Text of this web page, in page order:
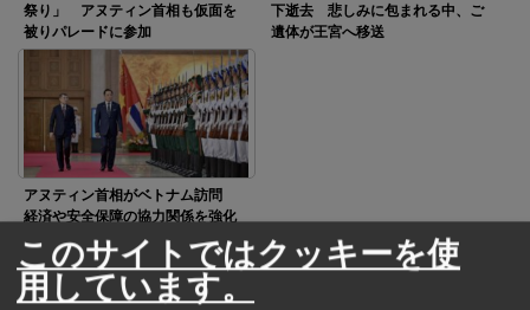
祭り」 アヌティン首相も仮面を
被りパレードに参加
下逝去 悲しみに包まれる中、ご
遺体が王宮へ移送
アヌティン首相がベトナム訪問
経済や安全保障の協力関係を強化
SNSで毎日ニュースを配信中！
このサイトではクッキーを使
用しています。